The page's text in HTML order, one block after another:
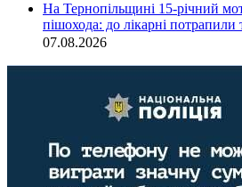
На Тернопільщині 15-річний
пішохода: до лікарні потрапили
07.08.2026